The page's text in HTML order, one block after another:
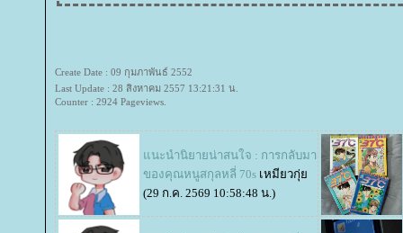
Create Date : 09 กุมภาพันธ์ 2552
Last Update : 28 สิงหาคม 2557 13:21:31 น.
Counter : 2924 Pageviews.
นะนำนิยายน่าสนใจ : การกลับมา
ของคุณหนูสกุลหลี่ 70s เหมียวกุ่
(29 ก.ค. 2569 10:58:48 น.)